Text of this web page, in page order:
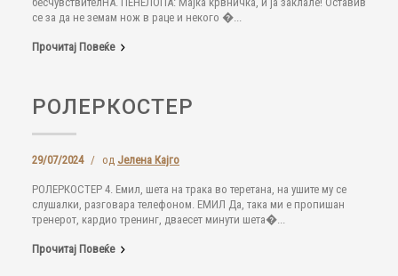
се за да не земам нож в раце и некого �...
Прочитај Повеќе
РОЛЕРКОСТЕР
29/07/2024 / од Јелена Кајго
РОЛЕРКОСТЕР 4. Емил, шета на трака во теретана, на ушите му се
слушалки, разговара телефоном. ЕМИЛ Да, така ми е пропишан
тренерот, кардио тренинг, дваесет минути шета�...
Прочитај Повеќе